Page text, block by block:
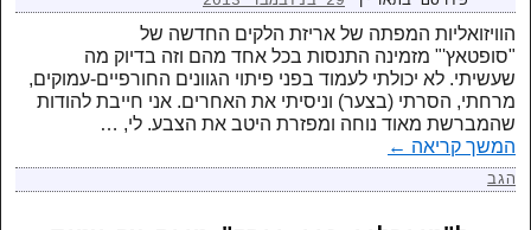
הוויזואליות המפתה של אריזת הלקים החדשה של
"סופטאץ'" מזמינה התנסות בכל אחד מהם וזה בדיוק מה
שעשיתי. לא יכולתי לעמוד בפני פיתוי הגוונים החורפיים-עמוקים,
מרחתי, הסרתי (בצער) וניסיתי את האחרים. אני חייבת להודות
שהמברשת מאוד נוחה ומפזרת היטב את הצבע. לי, …
המשך קריאה ←
הגב